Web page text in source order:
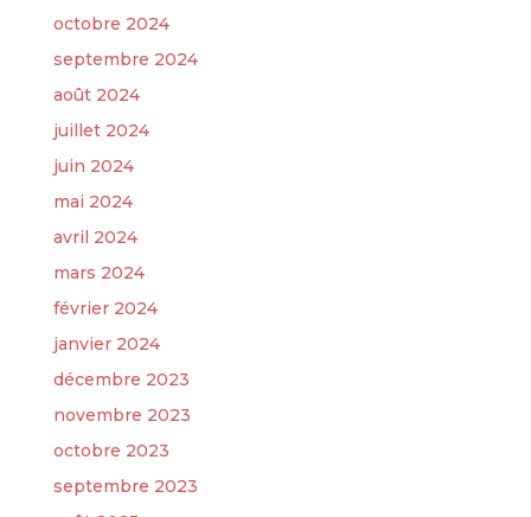
octobre 2024
septembre 2024
août 2024
juillet 2024
juin 2024
mai 2024
avril 2024
mars 2024
février 2024
janvier 2024
décembre 2023
novembre 2023
octobre 2023
septembre 2023